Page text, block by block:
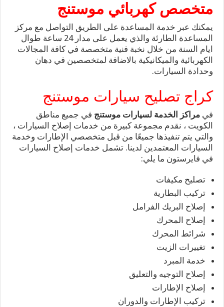
متخصص كهربائي موستنج
يمكنك عبر خدمة المساعدة على الطريق التواصل مع مركز
المساعدة الطارئة والذي يعمل على مدار 24 ساعة طوال
ايام السنة من خلال نخبة فنية متخصصة في كافة المجالات
الكهربائية والميكانيكية بالاضافة لمتخصصين في دهان
وحدادة السيارات.
كراج تصليح سيارات موستنج
فيمراكز الخدمة لسيارات موستنج في جميع مناطق
الكويت ، نقدم مجموعة كبيرة من خدمات إصلاح السيارات ،
والتي يتم تنفيذها جميعًا من قبل متخصصي الإطارات وخدمة
السيارات المعتمدين لدينا. تشمل خدمات إصلاح السيارات
في فايرستون ما يلي:
تصليح مكيفات
تركيب البطارية
إصلاح البريك الفرامل
إصلاح المحرك
شرائط المحرك
تغييرات الزيت
خدمة المبرد
إصلاح التوجيه والتعليق
إصلاح الإطارات
تركيب الإطارات والدوران